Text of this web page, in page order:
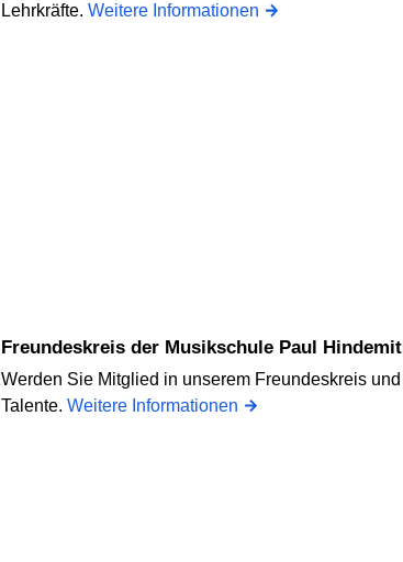
Lehrkräfte. Weitere Informationen
Freundeskreis der Musikschule Paul
Werden Sie Mitglied in unserem Freundeskreis
Talente. Weitere Informationen